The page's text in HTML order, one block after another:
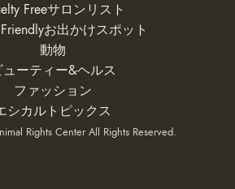
Freeサロンリスト
お出かけスポット
動物
ューティー&ヘルス
ファッション
シカルトピックス
Rights Center All Rights Reserved.